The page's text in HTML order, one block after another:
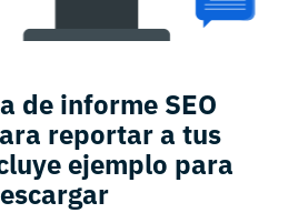
de informe SEO
reportar a tus
ejemplo para